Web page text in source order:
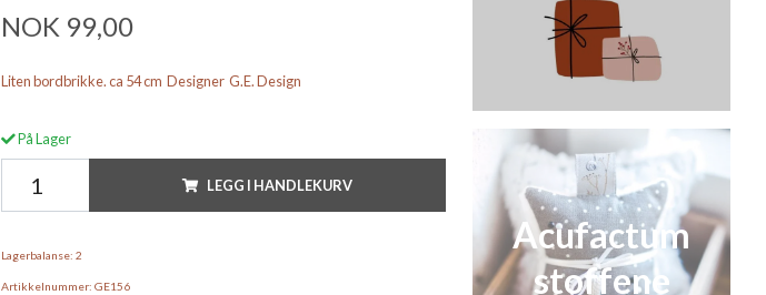
Acufactum
stoffene
NOK 99,00
Liten bordbrikke. ca 54 cm Designer G.E. Design
På Lager
LEGG I HANDLEKURV
Lagerbalanse: 2
Artikkelnummer: GE156